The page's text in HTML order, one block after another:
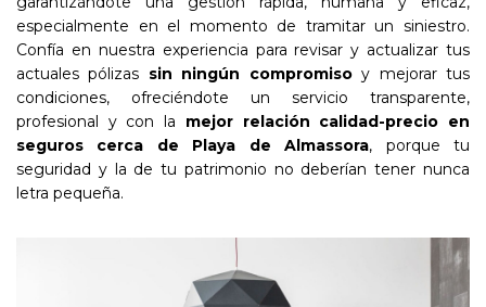
especialmente en el momento de tramitar un siniestro.
Confía en nuestra experiencia para revisar y actualizar tus
actuales pólizas sin ningún compromisoy mejorar tus
condiciones, ofreciéndote un servicio transparente,
profesional y con la mejor relación calidad-precio en
seguros cerca de Playa de Almassora, porque tu
seguridad y la de tu patrimonio no deberían tener nunca
letra pequeña.